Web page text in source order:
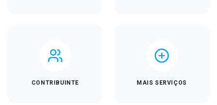
CONTRIBUINTE MAIS SERVIÇOS